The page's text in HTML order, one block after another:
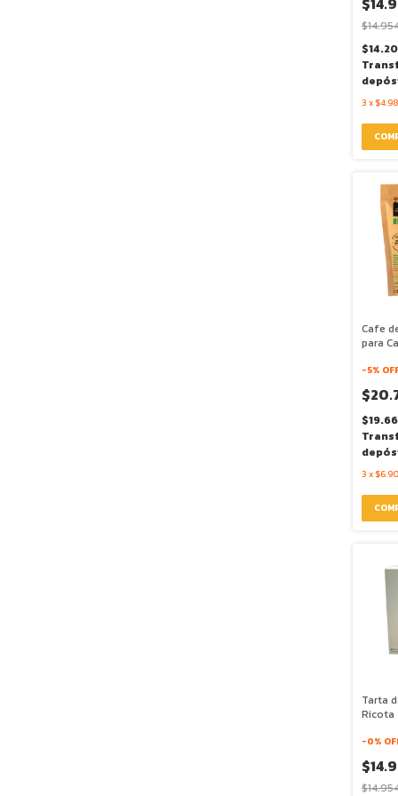
3 x
Cafe
para
-5%
3 x
Tarta
Ricota
x 220g
Kitchen
-0%